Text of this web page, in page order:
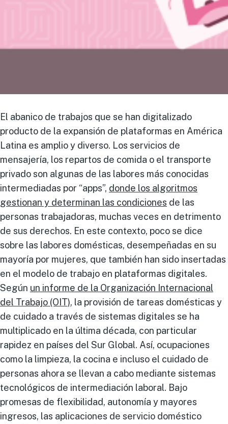
El abanico de trabajos que se han digitalizado
producto de la expansión de plataformas en América
Latina es amplio y diverso. Los servicios de
mensajería, los repartos de comida o el transporte
privado son algunas de las labores más conocidas
intermediadas por “apps”, donde los algoritmos
gestionan y determinan las condiciones de las
personas trabajadoras, muchas veces en detrimento
de sus derechos. En este contexto, poco se dice
sobre las labores domésticas, desempeñadas en su
mayoría por mujeres, que también han sido insertadas
en el modelo de trabajo en plataformas digitales.
Según un informe de la Organización Internacional
del Trabajo (OIT), la provisión de tareas domésticas y
de cuidado a través de sistemas digitales se ha
multiplicado en la última década, con particular
rapidez en países del Sur Global. Así, ocupaciones
como la limpieza, la cocina e incluso el cuidado de
personas ahora se llevan a cabo mediante sistemas
tecnológicos de intermediación laboral. Bajo
promesas de flexibilidad, autonomía y mayores
ingresos, las aplicaciones de servicio doméstico